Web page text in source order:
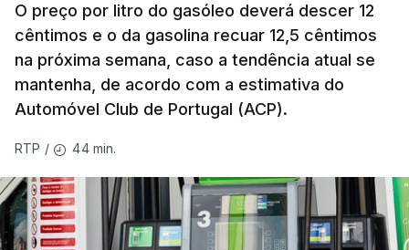
O preço por litro do gasóleo deverá descer 12
cêntimos e o da gasolina recuar 12,5 cêntimos
na próxima semana, caso a tendência atual se
mantenha, de acordo com a estimativa do
Automóvel Club de Portugal (ACP).
RTP / 44 min.